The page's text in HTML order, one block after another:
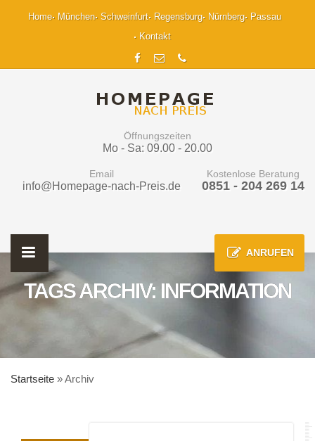
Home München Schweinfurt Regensburg Nürnberg
Passau
Kontakt
Öffnungszeiten
Mo - Sa: 09.00 - 20.00
Email
info@Homepage-nach-Preis.de
Kostenlose Beratung
0851 - 204 269 14
ANRUFEN
TAGS ARCHIV: INFORMATION
Startseite »Archiv